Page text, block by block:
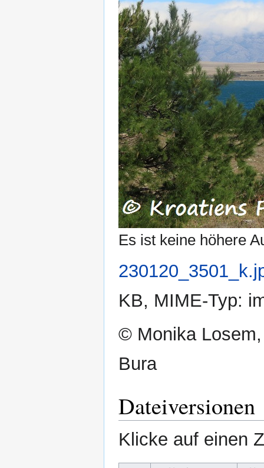
Es ist keine höhere
KB, MIME-Typ:
© Monika
Bura
Dateiversionen
Klicke auf einen